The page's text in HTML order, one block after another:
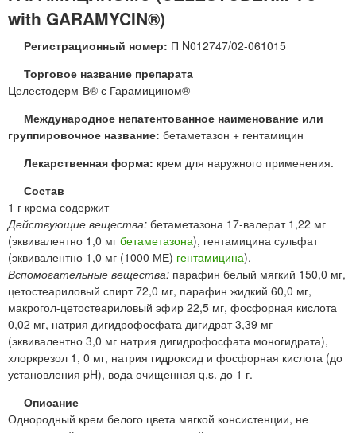
with GARAMYCIN®)
Регистрационный номер: П N012747/02-061015
Торговое название препарата
Целестодерм-В® с Гарамицином®
Международное непатентованное наименование или
группировочное название: бетаметазон + гентамицин
Лекарственная форма: крем для наружного применения.
Состав
1 г крема содержит
Действующие вещества: бетаметазона 17-валерат 1,22 мг
(эквивалентно 1,0 мг бетаметазона), гентамицина сульфат
(эквивалентно 1,0 мг (1000 МЕ) гентамицина).
Вспомогательные вещества: парафин белый мягкий 150,0 мг,
цетостеариловый спирт 72,0 мг, парафин жидкий 60,0 мг,
макрогол-цетостеариловый эфир 22,5 мг, фосфорная кислота
0,02 мг, натрия дигидрофосфата дигидрат 3,39 мг
(эквивалентно 3,0 мг натрия дигидрофосфата моногидрата),
хлоркрезол 1, 0 мг, натрия гидроксид и фосфорная кислота (до
установления pH), вода очищенная q.s. до 1 г.
Описание
Однородный крем белого цвета мягкой консистенции, не